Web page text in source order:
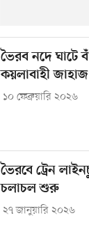
ভৈরব নদে ঘাটে
কয়লাবাহী জাহাজ
১০ ফেব্রুয়ারি ২০২৬
ভৈরবে ট্রেন
চলাচল শুরু
২৭ জানুয়ারি ২০২৬